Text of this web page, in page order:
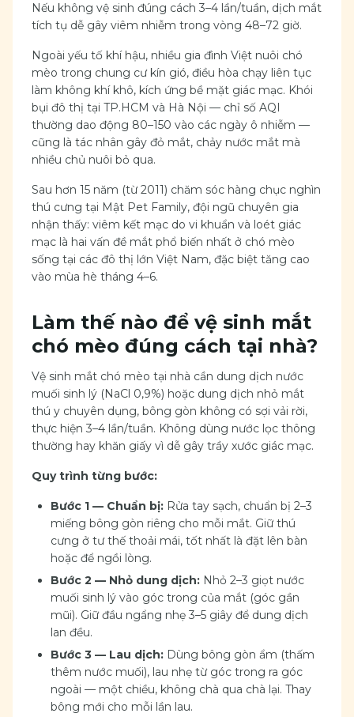
Nếu không vệ sinh đúng cách 3–4 lần/tuần, dịch mắt
tích tụ dễ gây viêm nhiễm trong vòng 48–72 giờ.
Ngoài yếu tố khí hậu, nhiều gia đình Việt nuôi chó
mèo trong chung cư kín gió, điều hòa chạy liên tục
làm không khí khô, kích ứng bề mặt giác mạc. Khói
bụi đô thị tại TP.HCM và Hà Nội — chỉ số AQI
thường dao động 80–150 vào các ngày ô nhiễm —
cũng là tác nhân gây đỏ mắt, chảy nước mắt mà
nhiều chủ nuôi bỏ qua.
Sau hơn 15 năm (từ 2011) chăm sóc hàng chục nghìn
thú cưng tại Mật Pet Family, đội ngũ chuyên gia
nhận thấy: viêm kết mạc do vi khuẩn và loét giác
mạc là hai vấn đề mắt phổ biến nhất ở chó mèo
sống tại các đô thị lớn Việt Nam, đặc biệt tăng cao
vào mùa hè tháng 4–6.
Làm thế nào để vệ sinh mắt
chó mèo đúng cách tại nhà?
Vệ sinh mắt chó mèo tại nhà cần dung dịch nước
muối sinh lý (NaCl 0,9%) hoặc dung dịch nhỏ mắt
thú y chuyên dụng, bông gòn không có sợi vải rời,
thực hiện 3–4 lần/tuần. Không dùng nước lọc thông
thường hay khăn giấy vì dễ gây trầy xước giác mạc.
Quy trình từng bước:
Bước 1 — Chuẩn bị: Rửa tay sạch, chuẩn bị 2–3
miếng bông gòn riêng cho mỗi mắt. Giữ thú
cưng ở tư thế thoải mái, tốt nhất là đặt lên bàn
hoặc để ngồi lòng.
Bước 2 — Nhỏ dung dịch: Nhỏ 2–3 giọt nước
muối sinh lý vào góc trong của mắt (góc gần
mũi). Giữ đầu ngẩng nhẹ 3–5 giây để dung dịch
lan đều.
Bước 3 — Lau dịch: Dùng bông gòn ẩm (thấm
thêm nước muối), lau nhẹ từ góc trong ra góc
ngoài — một chiều, không chà qua chà lại. Thay
bông mới cho mỗi lần lau.